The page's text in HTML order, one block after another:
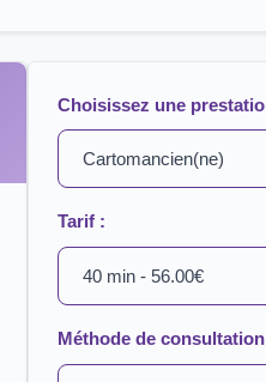
Choisissez une
Tarif :
Méthode de